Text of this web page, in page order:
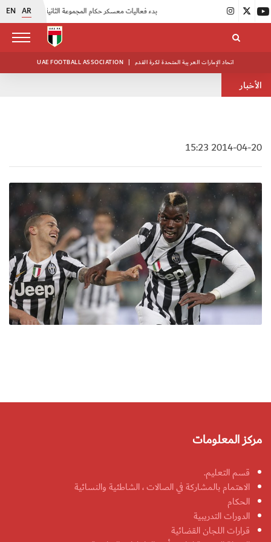
EN AR |
UAE FOOTBALL ASSOCIATION | اتحاد الإمارات العربية المتحدة لكرة القدم
الأخبار
2014-04-20 15:23
مركز المعلومات
قسم التعليم.
الاهتمام بالمشاركة في الصالات ، الشاطئية والنسائية
الحكام
الدورات التدريبية
قرارات اللجان القضائية